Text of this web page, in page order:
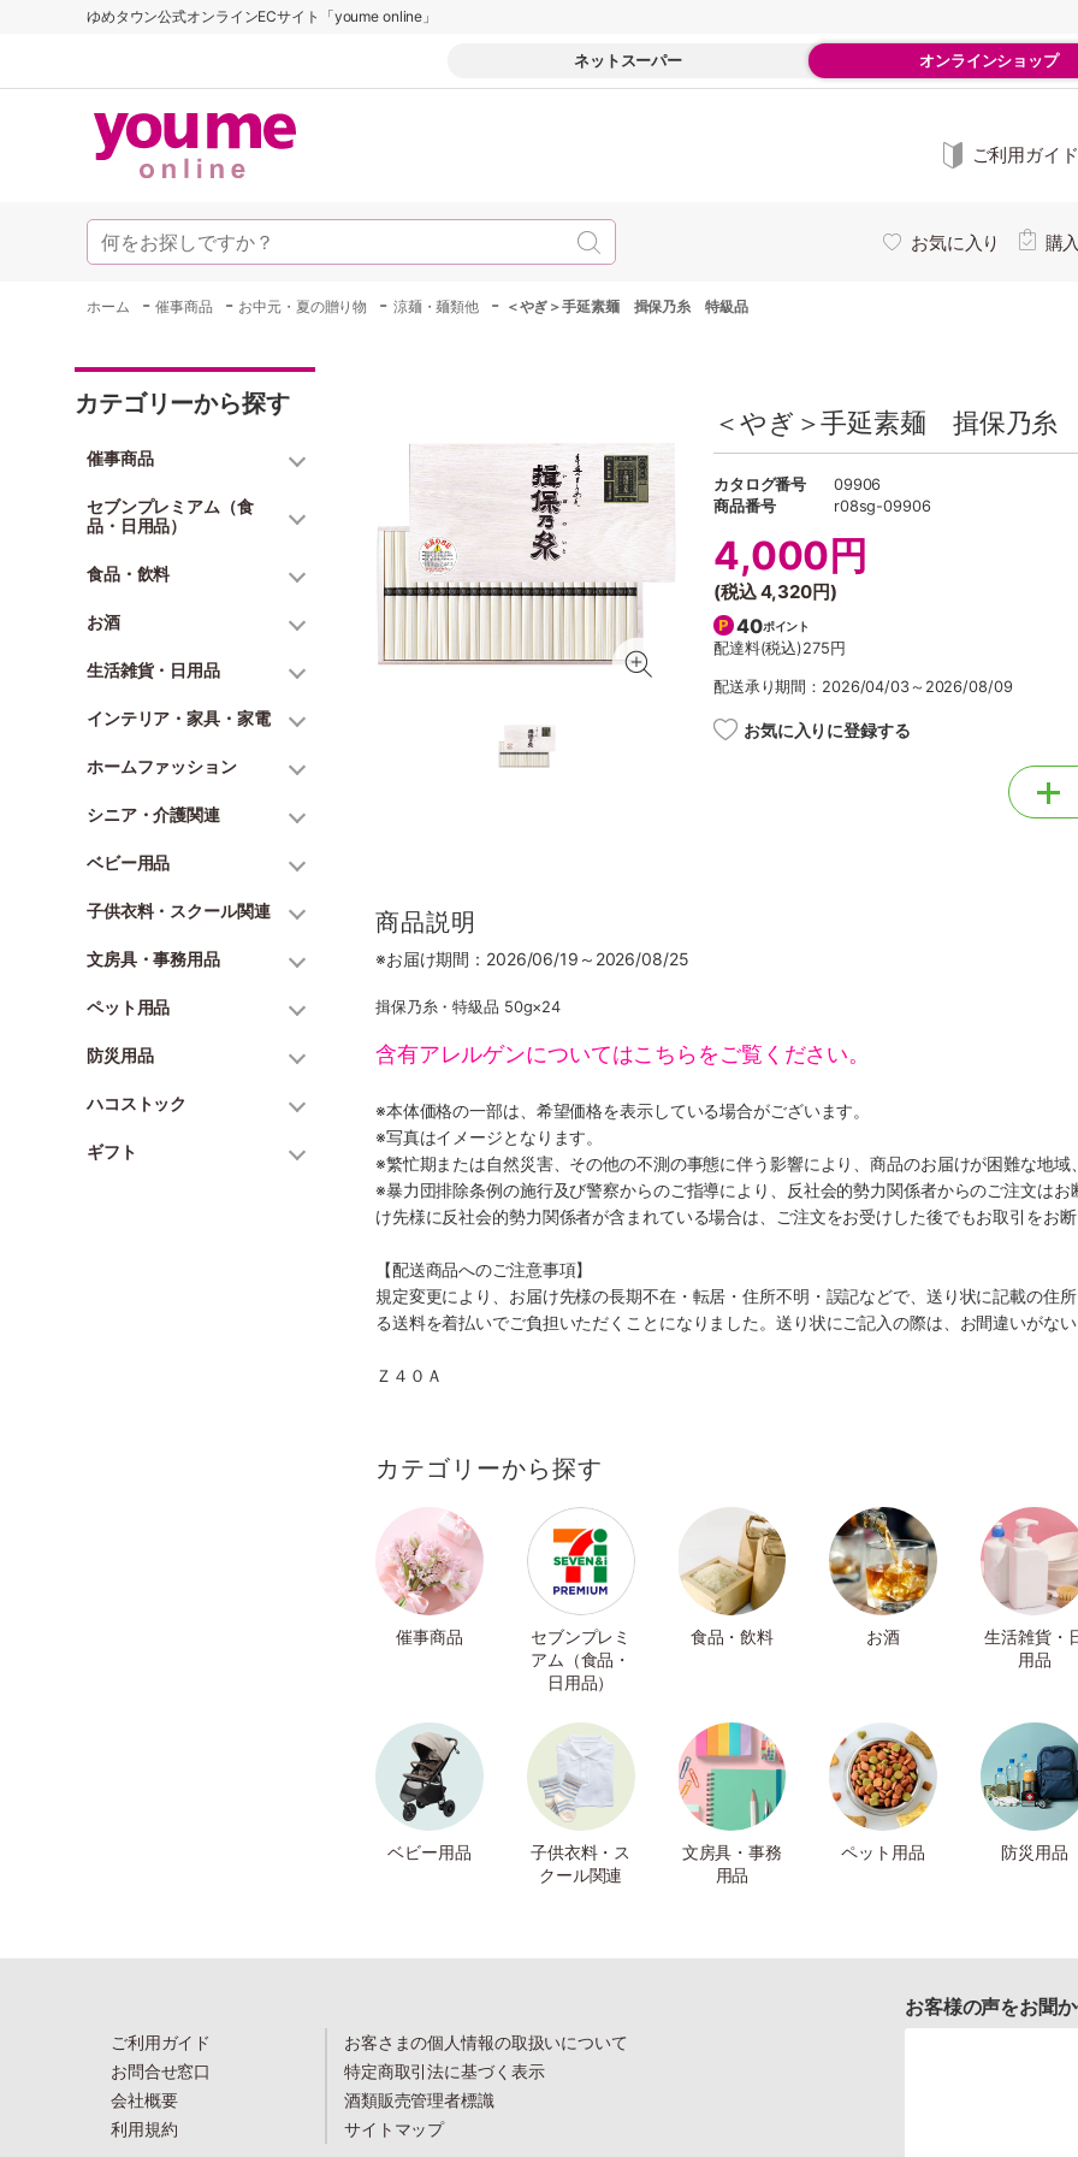
ゆめタウン公式オンラインECサイト「youme online」
ネットスーパー オンラインショップ
ご利用ガイド
お気に入り 購
ホーム -催事商品 - お中元・夏の贈り物 - 涼麺・麺類他 - ＜やぎ＞手延素麺 揖保乃糸 特級品
カテゴリーから探す
催事商品
セブンプレミアム（食
品・日用品）
食品・飲料
お酒
生活雑貨・日用品
インテリア・家具・家電
ホームファッション
シニア・介護関連
ベビー用品
子供衣料・スクール関連
文房具・事務用品
ペット用品
防災用品
ハコストック
ギフト
＜やぎ＞手延素麺 揖保乃
カタログ番号
09906
商品番号
r08sg-09906
4,000円
(税込4,320円)
40ポイント
配達料(税込)275円
配送承り期間：2026/04/03～2026/08/09
お気に入りに登録する
商品説明
※お届け期間：2026/06/19～2026/08/25
揖保乃糸・特級品 50g×24
含有アレルゲンについてはこちらをご覧ください。
※本体価格の一部は、希望価格を表示している場合がございます。
※写真はイメージとなります。
※繁忙期または自然災害、その他の不測の事態に伴う影響により、商品のお届けが困難な地域
※暴力団排除条例の施行及び警察からのご指導により、反社会的勢力関係者からのご注文は
け先様に反社会的勢力関係者が含まれている場合は、ご注文をお受けした後でもお取引をお
【配送商品へのご注意事項】
規定変更により、お届け先様の長期不在・転居・住所不明・誤記などで、送り状に記載の住
る送料を着払いでご負担いただくことになりました。送り状にご記入の際は、お間違いがな
Ｚ４０Ａ
カテゴリーから探す
催事商品
セブンプレミ
アム（食品・
日用品）
食品・飲料 お酒
生活雑貨・
用品
ベビー用品
子供衣料・ス
クール関連
文房具・事務
用品
ペット用品 防災用品
ご利用ガイド
お問合せ窓口
会社概要
利用規約
お客さまの個人情報の取扱いについて
特定商取引法に基づく表示
酒類販売管理者標識
サイトマップ
お客様の声をお聞